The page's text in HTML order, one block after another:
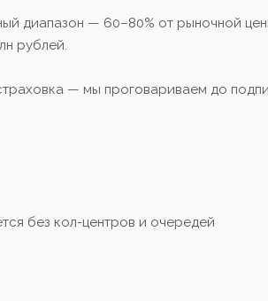
диапазон — 60–80% от рыночной
рублей.
— мы проговариваем до
без кол-центров и очередей